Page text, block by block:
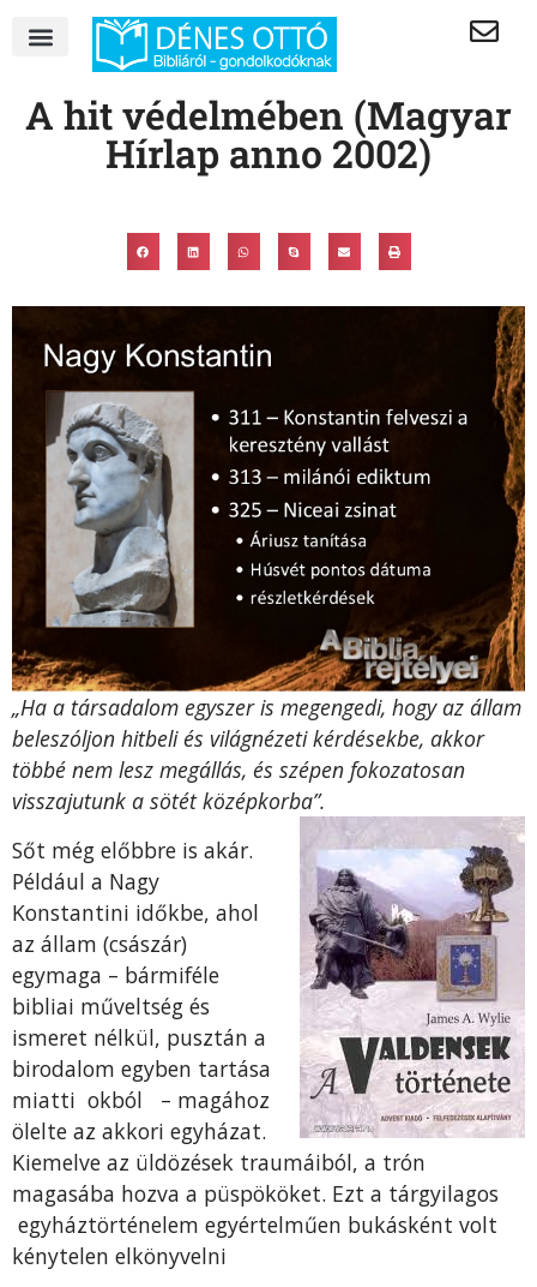
A hit védelmében (Magyar
Hírlap anno 2002)
„Ha a társadalom egyszer is megengedi, hogy az állam
beleszóljon hitbeli és világnézetikérdésekbe, akkor
többé nem lesz megállás, és szépen fokozatosan
visszajutunk a sötét középkorba”.
Sőt még előbbre is akár.
Például a Nagy
Konstantini időkbe, ahol
az állam (császár)
egymaga – bármiféle
bibliai műveltség és
ismeret nélkül, pusztán a
birodalom egyben tartása
miatti okból – magához
ölelte az akkori egyházat.
Kiemelve az üldözések traumáiból, a trón
magasába hozva a püspököket. Ezt a tárgyilagos
egyháztörténelem egyértelműen bukásként volt
kénytelen elkönyvelni